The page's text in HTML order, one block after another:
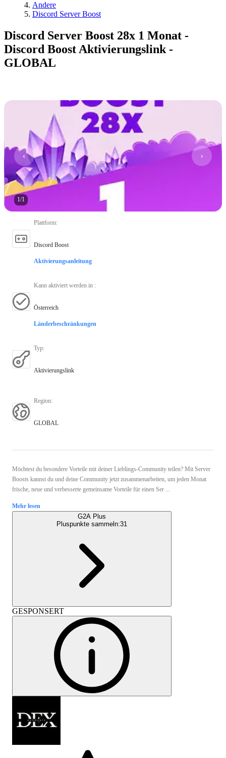
Andere
Discord Server Boost
Discord Server Boost 28x 1 Monat -
Discord Boost Aktivierungslink -
GLOBAL
1/1
Plattform:
Discord Boost
Aktivierungsanleitung
Kann aktiviert werden in :
Österreich
Länderbeschränkungen
Typ:
Aktivierungslink
Region:
GLOBAL
Möchtest du besondere Vorteile mit deiner Lieblings-Community teilen? Mit Server
Boosts kannst du und deine Community jetzt zusammenarbeiten, um jeden Monat
frische, neue und verbesserte gemeinsame Vorteile für einen Ser ...
Mehr lesen
G2A Plus
Pluspunkte sammeln:31
GESPONSERT